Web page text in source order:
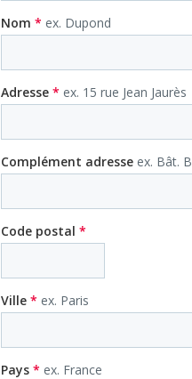
Nom * ex. Dupond
Adresse * ex. 15 rue Jean Jaurès
Complément adresse ex. Bât. B
Code postal *
Ville * ex. Paris
Pays * ex. France